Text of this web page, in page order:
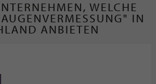
WELCHE
IN
ANBIETEN